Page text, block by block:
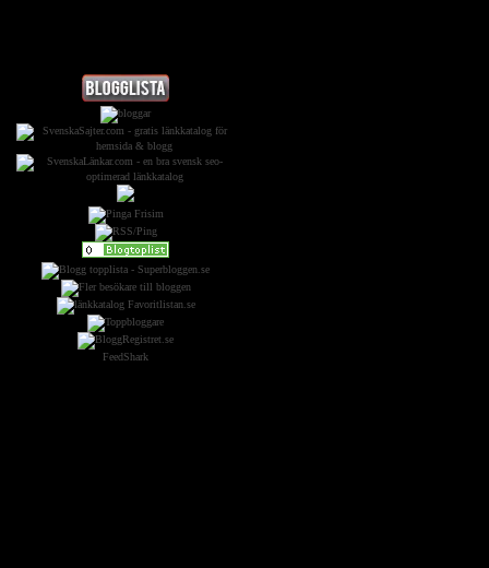
FeedShark